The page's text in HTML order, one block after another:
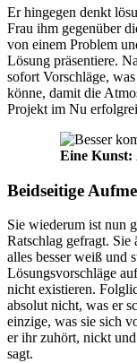
Er hingegen denkt
Frau ihm gegenüber
von einem Problem
Lösung präsentiere.
sofort Vorschläge,
könne, damit die
Projekt im Nu
Eine Kunst:
Beidseitige
Sie wiederum ist nun
Ratschlag gefragt. Sie
alles besser weiß und
Lösungsvorschläge
nicht existieren.
absolut nicht, was er
einzige, was sie sich
er ihr zuhört, nickt
sagt.